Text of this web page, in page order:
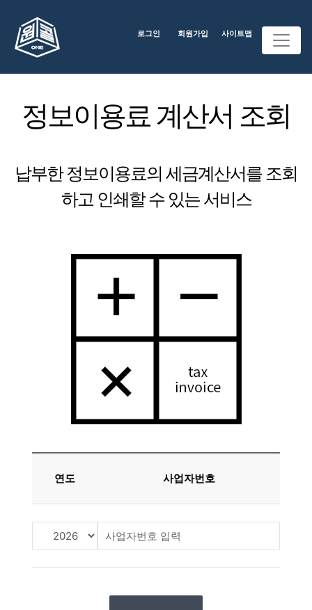
로그인 회원가입 사이트맵
정보이용료 계산서 조회
납부한 정보이용료의 세금계산서를 조회
하고 인쇄할 수 있는 서비스
연도 사업자번호